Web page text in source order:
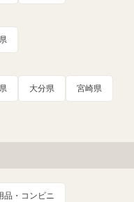
大分県 宮崎県
品・コンビニ